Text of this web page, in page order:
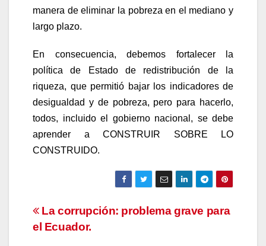
manera de eliminar la pobreza en el mediano y
largo plazo.
En consecuencia, debemos fortalecer la
política de Estado de redistribución de la
riqueza, que permitió bajar los indicadores de
desigualdad y de pobreza, pero para hacerlo,
todos, incluido el gobierno nacional, se debe
aprender a CONSTRUIR SOBRE LO
CONSTRUIDO.
Navegación
de
La corrupción: problema grave para
el Ecuador.